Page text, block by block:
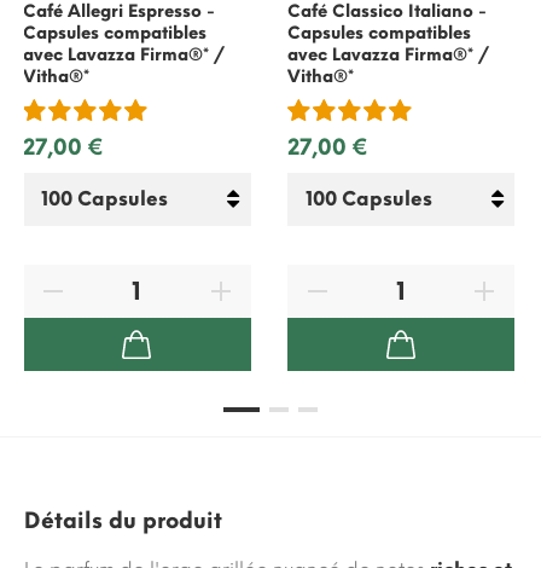
Café Allegri Espresso -
Capsules compatibles
avec Lavazza Firma®* /
Vitha®*
27,00 €
Café Classico Italiano -
Capsules compatibles
avec Lavazza Firma®* /
Vitha®*
27,00 €
Détails du produit